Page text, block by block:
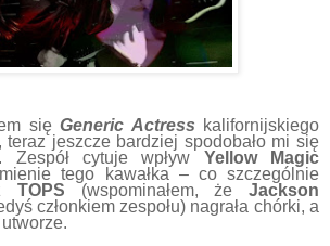
sięGeneric Actress kalifornijskiego
teraz jeszcze bardziej spodobało mi się
. Zespół cytuje wpływ Yellow Magic
tego kawałka – co szczególnie
TOPS (wspominałem, że Jackson
członkiem zespołu) nagrała chórki, a